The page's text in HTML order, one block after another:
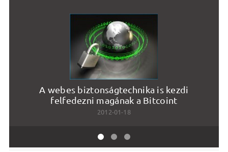
A webes biztonságtechnika is kezdi
felfedezni magának a Bitcoint
2012-01-18